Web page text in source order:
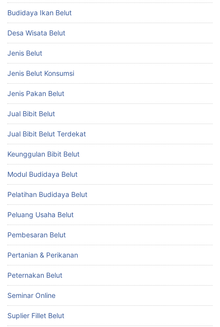
Budidaya Ikan Belut
Desa Wisata Belut
Jenis Belut
Jenis Belut Konsumsi
Jenis Pakan Belut
Jual Bibit Belut
Jual Bibit Belut Terdekat
Keunggulan Bibit Belut
Modul Budidaya Belut
Pelatihan Budidaya Belut
Peluang Usaha Belut
Pembesaran Belut
Pertanian & Perikanan
Peternakan Belut
Seminar Online
Suplier Fillet Belut